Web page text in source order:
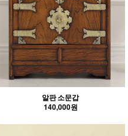
알판 소문갑
140,000원